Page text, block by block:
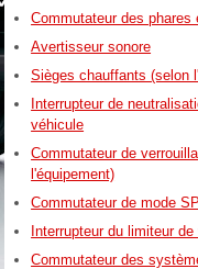
Commutateur des phares
Avertisseur sonore
Sièges chauffants (selon
Interrupteur de
véhicule
Commutateur de
l'équipement)
Commutateur de mode
Interrupteur du limiteur
Commutateur des